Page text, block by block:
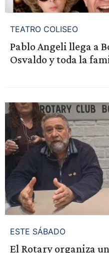
TEATRO COLISEO
Pablo Angeli llega a
Osvaldo y toda la
ESTE SÁBADO
El Rotary organiza